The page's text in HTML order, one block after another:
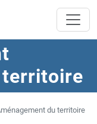
territoire
du territoire